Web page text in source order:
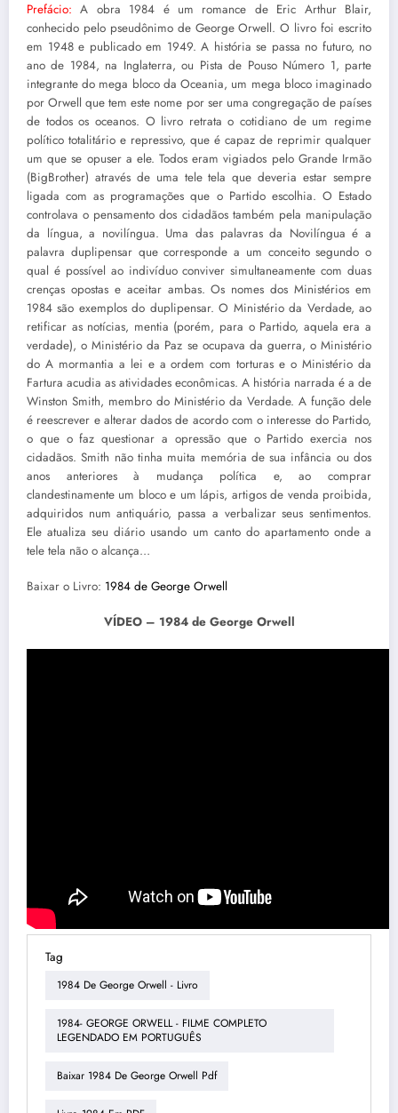
Prefácio: A obra 1984 é um romance de Eric Arthur Blair,
conhecido pelo pseudônimo de George Orwell. O livro foi escrito
em 1948 e publicado em 1949. A história se passa no futuro, no
ano de 1984, na Inglaterra, ou Pista de Pouso Número 1, parte
integrante do mega bloco da Oceania, um mega bloco imaginado
por Orwell que tem este nome por ser uma congregação de países
de todos os oceanos. O livro retrata o cotidiano de um regime
político totalitário e repressivo, que é capaz de reprimir qualquer
um que se opuser a ele. Todos eram vigiados pelo Grande Irmão
(BigBrother) através de uma tele tela que deveria estar sempre
ligada com as programações que o Partido escolhia. O Estado
controlava o pensamento dos cidadãos também pela manipulação
da língua, a novilíngua. Uma das palavras da Novilíngua é a
palavra duplipensar que corresponde a um conceito segundo o
qual é possível ao indivíduo conviver simultaneamente com duas
crenças opostas e aceitar ambas. Os nomes dos Ministérios em
1984 são exemplos do duplipensar. O Ministério da Verdade, ao
retificar as notícias, mentia (porém, para o Partido, aquela era a
verdade), o Ministério da Paz se ocupava da guerra, o Ministério
do A mormantia a lei e a ordem com torturas e o Ministério da
Fartura acudia as atividades econômicas. A história narrada é a de
Winston Smith, membro do Ministério da Verdade. A função dele
é reescrever e alterar dados de acordo com o interesse do Partido,
o que o faz questionar a opressão que o Partido exercia nos
cidadãos. Smith não tinha muita memória de sua infância ou dos
anos anteriores à mudança política e, ao comprar
clandestinamente um bloco e um lápis, artigos de venda proibida,
adquiridos num antiquário, passa a verbalizar seus sentimentos.
Ele atualiza seu diário usando um canto do apartamento onde a
tele tela não o alcança…
Baixar o Livro: 1984 de George Orwell
VÍDEO – 1984 de George Orwell
Tag
1984 De George Orwell - Livro
1984- GEORGE ORWELL - FILME COMPLETO
LEGENDADO EM PORTUGUÊS
Baixar 1984 De George Orwell Pdf